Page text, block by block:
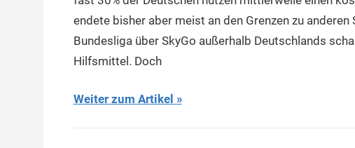
endete bisher aber meist an den Grenzen zu
Bundesliga über SkyGo außerhalb Deutschlands
Hilfsmittel. Doch
Weiter zum Artikel